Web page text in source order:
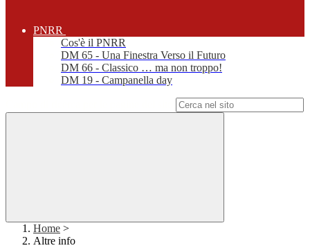
PNRR
Cos'è il PNRR
DM 65 - Una Finestra Verso il Futuro
DM 66 - Classico … ma non troppo!
DM 19 - Campanella day
Home >
Altre info